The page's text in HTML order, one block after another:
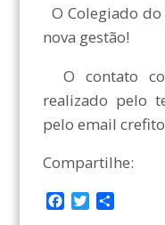
O Colegiado
nova gestão!
O contato
realizado pelo
pelo email
Compartilhe: